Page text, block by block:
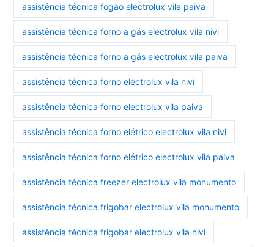
assistência técnica fogão electrolux vila paiva
assistência técnica forno a gás electrolux vila nivi
assistência técnica forno a gás electrolux vila paiva
assistência técnica forno electrolux vila nivi
assistência técnica forno electrolux vila paiva
assistência técnica forno elétrico electrolux vila nivi
assistência técnica forno elétrico electrolux vila paiva
assistência técnica freezer electrolux vila monumento
assistência técnica frigobar electrolux vila monumento
assistência técnica frigobar electrolux vila nivi